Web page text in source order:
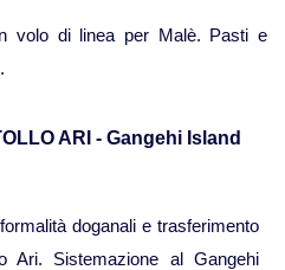
volo di linea per Malè. Pasti e
ARI - Gangehi Island
doganali e trasferimento
Ari. Sistemazione al Gangehi